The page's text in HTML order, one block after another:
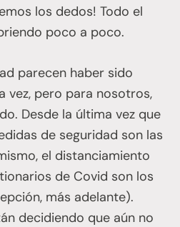
los dedos! Todo el
poco a poco.
parecen haber sido
vez, pero para nosotros,
Desde la última vez que
de seguridad son las
el distanciamiento
de Covid son los
más adelante).
decidiendo que aún no